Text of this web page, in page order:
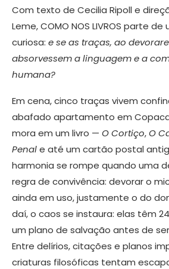
Com texto de Cecilia Ripoll e
Leme, COMO NOS LIVROS parte
curiosa: e se as traças, ao
absorvessem a linguagem e a
humana?
Em cena, cinco traças vivem
abafado apartamento em
mora em um livro — O Cortiço,O
Penale até um cartão postal
harmonia se rompe quando uma
regra de convivência: devorar o
ainda em uso, justamente o do
daí, o caos se instaura: elas têm
um plano de salvação antes de
Entre delírios, citações e planos
criaturas filosóficas tentam